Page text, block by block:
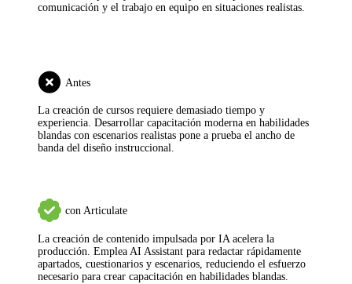
comunicación y el trabajo en equipo en situaciones realistas.
Antes
La creación de cursos requiere demasiado tiempo y
experiencia. Desarrollar capacitación moderna en habilidades
blandas con escenarios realistas pone a prueba el ancho de
banda del diseño instruccional.
con Articulate
La creación de contenido impulsada por IA acelera la
producción. Emplea AI Assistant para redactar rápidamente
apartados, cuestionarios y escenarios, reduciendo el esfuerzo
necesario para crear capacitación en habilidades blandas.